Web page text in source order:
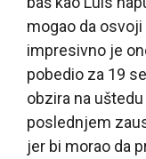
mogao da osvoji
impresivno je
pobedio za 19
obzira na
poslednjem
jer bi morao da